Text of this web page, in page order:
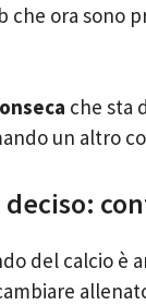
che ora sono
che sta
un altro
del calcio è